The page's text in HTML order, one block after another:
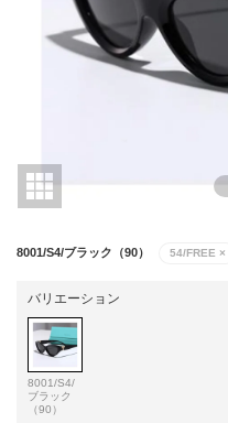
8001/S4/ブラック（90） 54/FREE ×
バリエーション
8001/S4/
ブラック
（90）